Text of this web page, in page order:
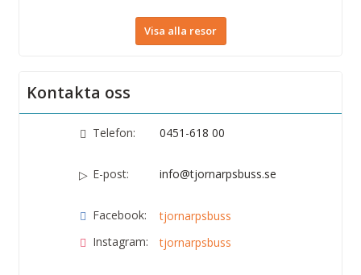
Visa alla resor
Kontakta oss
Telefon: 0451-618 00
E-post: info@tjornarpsbuss.se
Facebook:
tjornarpsbuss
Instagram:
tjornarpsbuss